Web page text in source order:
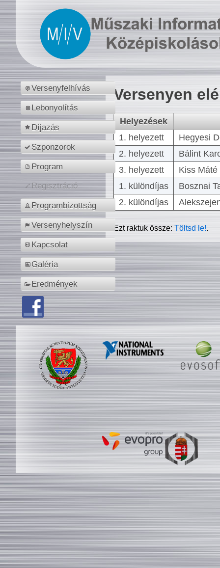
Versenyfelhívás
Lebonyolítás
Díjazás
Szponzorok
Program
Regisztráció
Programbizottság
Versenyhelyszín
Kapcsolat
Galéria
Eredmények
Versenyen
Helyezések
1. helyezett
Hegyesi
2. helyezett
Bálint
3. helyezett
Kiss
1. különdíjas
Bosznai
2. különdíjas
Ezt raktuk össze:Töltsd le!.